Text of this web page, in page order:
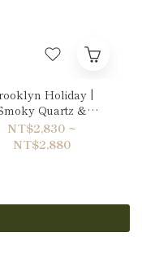
Holiday |
Quartz &
Bracelet
NT$2,830 ~
NT$2,880